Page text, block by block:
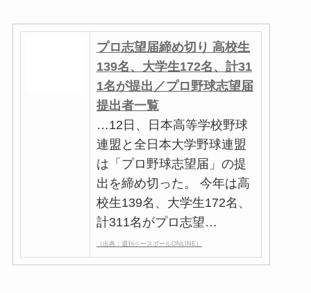
プロ志望届締め切り 高校生
139名、大学生172名、計31
1名が提出／プロ野球志望届
提出者一覧
…12日、日本高等学校野球
連盟と全日本大学野球連盟
は「プロ野球志望届」の提
出を締め切った。 今年は高
校生139名、大学生172名、
計311名がプロ志望…
（出典：週刊ベースボールONLINE）